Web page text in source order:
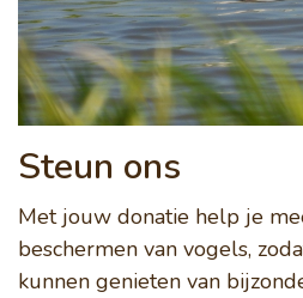
Steun ons
Met jouw donatie help je
beschermen van vogels,
kunnen genieten van